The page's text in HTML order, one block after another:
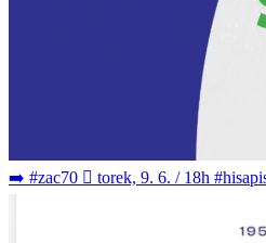
➡️ #zac70 🫆 torek, 9. 6. / 18h